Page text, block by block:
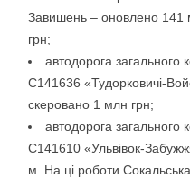
Завишень – оновлено 141
грн;
автодорога загального
С141636 «Тудорковичі-
скеровано 1 млн грн;
автодорога загального
С141610 «Ульвівок-
м. На ці роботи